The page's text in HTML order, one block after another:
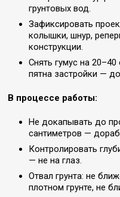
грунтовых вод.
Зафиксировать
колышки, шнур,
конструкции.
Снять гумус на
пятна застройки —
В процессе работы:
Не докапывать до
сантиметров —
Контролировать
— не на глаз.
Отвал грунта: не
плотном грунте, не